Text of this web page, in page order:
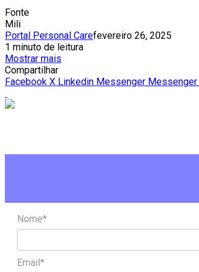
Fonte
Mili
Portal Personal Carefevereiro 26, 2025
1 minuto de leitura
Mostrar mais
Compartilhar
Facebook X Linkedin Messenger Messenger
Nome*
Email*